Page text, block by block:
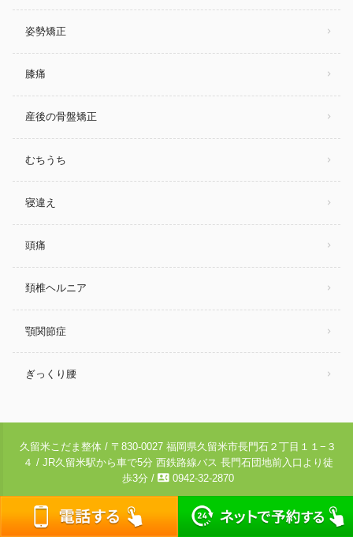
姿勢矯正
膝痛
産後の骨盤矯正
むちうち
寝違え
頭痛
頚椎ヘルニア
顎関節症
ぎっくり腰
久留米こだま整体 / 〒830-0027 福岡県久留米市長門石２丁目１１−３
４ / JR久留米駅から車で5分 西鉄路線バス 長門石団地前入口より徒
歩3分 / contact_phone 0942-32-2870
© 2021-2026 久留米市の久留米こだま整体